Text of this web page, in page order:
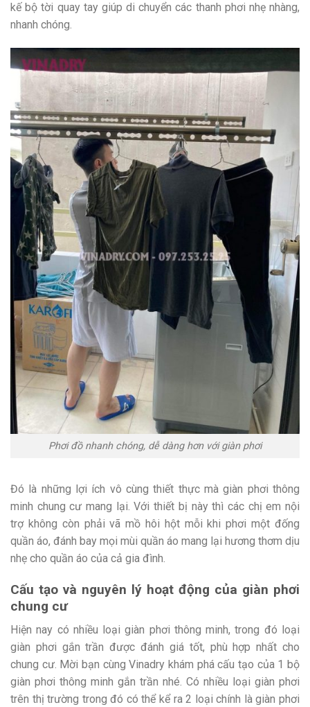
kế bộ tời quay tay giúp di chuyển các thanh phơi nhẹ nhàng,
nhanh chóng.
Phơi đồ nhanh chóng, dễ dàng hơn với giàn phơi
Đó là những lợi ích vô cùng thiết thực mà giàn phơi thông
minh chung cư mang lại. Với thiết bị này thì các chị em nội
trợ không còn phải vã mồ hôi hột mỗi khi phơi một đống
quần áo, đánh bay mọi mùi quần áo mang lại hương thơm dịu
nhẹ cho quần áo của cả gia đình.
Cấu tạo và nguyên lý hoạt động của giàn phơi
chung cư
Hiện nay có nhiều loại giàn phơi thông minh, trong đó loại
giàn phơi gắn trần được đánh giá tốt, phù hợp nhất cho
chung cư. Mời bạn cùng Vinadry khám phá cấu tạo của 1 bộ
giàn phơi thông minh gắn trần nhé. Có nhiều loại giàn phơi
trên thị trường trong đó có thể kể ra 2 loại chính là giàn phơi